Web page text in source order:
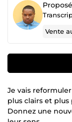
Vente
Je vais
plus clairs et
Donnez une